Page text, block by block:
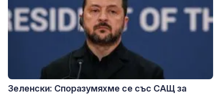
Зеленски: Споразумяхме се със САЩ за